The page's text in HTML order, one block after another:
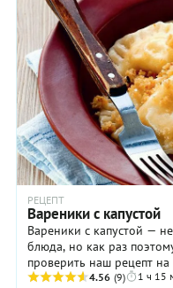
РЕЦЕПТ
Вареники с капустой
Вареники с капустой —
блюда, но как раз
проверить наш рецепт на
белокочанная капуста в
4.56 (9) 1 ч 15